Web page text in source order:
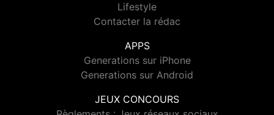
Lifestyle
Contacter la rédac
APPS
Generations sur iPhone
Generations sur Android
JEUX CONCOURS